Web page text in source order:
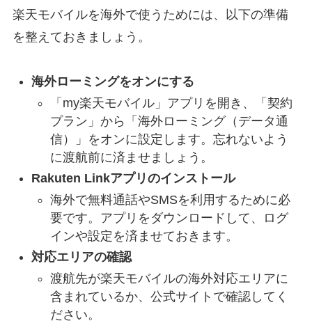
楽天モバイルを海外で使うためには、以下の準備
を整えておきましょう。
海外ローミングをオンにする
「my楽天モバイル」アプリを開き、「契約
プラン」から「海外ローミング（データ通
信）」をオンに設定します。忘れないよう
に渡航前に済ませましょう。
Rakuten Linkアプリのインストール
海外で無料通話やSMSを利用するために必
要です。アプリをダウンロードして、ログ
インや設定を済ませておきます。
対応エリアの確認
渡航先が楽天モバイルの海外対応エリアに
含まれているか、公式サイトで確認してく
ださい。